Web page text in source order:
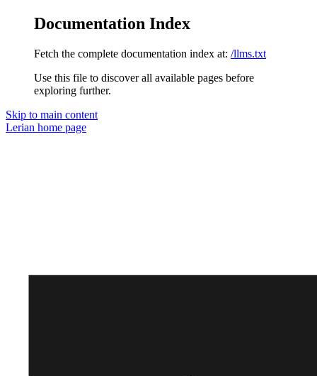
Documentation Index
Fetch the complete documentation index at: /llms.txt
Use this file to discover all available pages before
exploring further.
Skip to main content
Lerian home page